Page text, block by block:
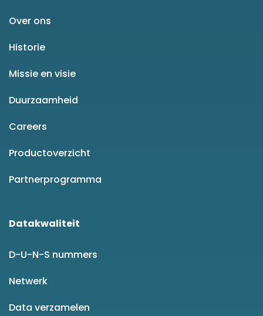
Over ons
Historie
Missie en visie
Duurzaamheid
Careers
Productoverzicht
Partnerprogramma
Datakwaliteit
D-U-N-S nummers
Netwerk
Data verzamelen